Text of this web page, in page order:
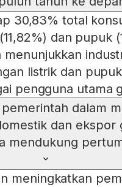
30,83% total
dan pupuk
listrik dan
pengguna utama
dalam
dan ekspor
mendukung
meningkatkan